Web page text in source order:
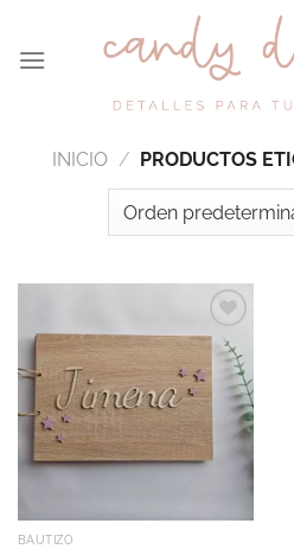
contenido
INICIO / PRODUCTOS
BAUTIZO